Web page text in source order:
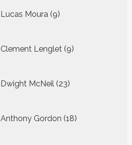
Lucas Moura 9
producten
Clement Lenglet 9
producten
Dwight McNeil 23
producten
Anthony Gordon 18
producten